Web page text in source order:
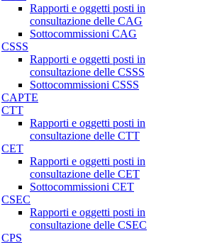
Rapporti e oggetti posti in
consultazione delle CAG
Sottocommissioni CAG
CSSS
Rapporti e oggetti posti in
consultazione delle CSSS
Sottocommissioni CSSS
CAPTE
CTT
Rapporti e oggetti posti in
consultazione delle CTT
CET
Rapporti e oggetti posti in
consultazione delle CET
Sottocommissioni CET
CSEC
Rapporti e oggetti posti in
consultazione delle CSEC
CPS